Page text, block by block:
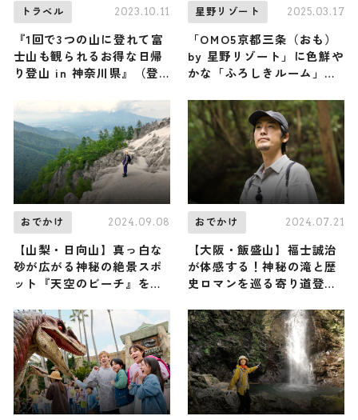
トラベル 2023.10.11
『1回で3つの山に登れて富
士山も観られるお得な日帰
り登山 in 神奈川県』（登
星野リゾート 2025.03.17
「OMO5京都三条（おも）
by 星野リゾート」に色鮮や
かな「ふろしきルーム」が
魅力を知ろう
おでかけ 2024.09.08
【山梨・日向山】真っ白な
砂が広がる神秘の絶景スポ
ット『天空のビーチ』を目
山で頂きメシ！コラボ企
画）
おでかけ 2024.07.21
【大阪・飯盛山】福士誠治
が体感する！神秘の滝と歴
史ロマンを巡る寄り道登山
企画）